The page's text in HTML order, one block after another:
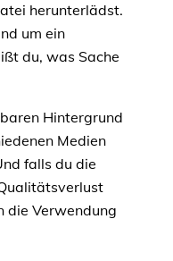
herunterlädst.
um ein
du, was Sache
Hintergrund
Medien
falls du die
die Verwendung